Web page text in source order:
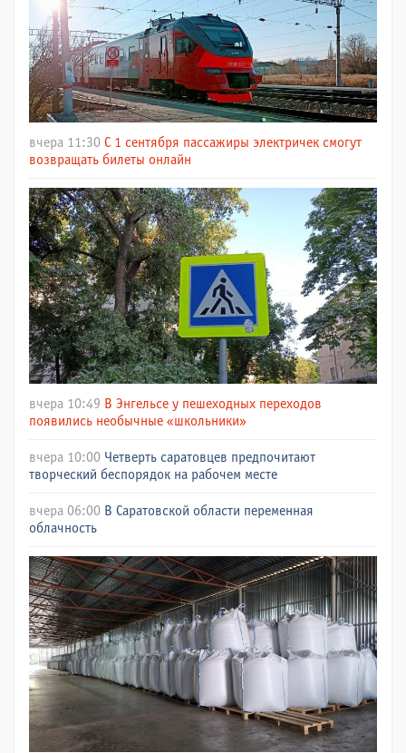
вчера 11:30 С 1 сентября пассажиры электричек смогут
возвращать билеты онлайн
вчера 10:49 В Энгельсе у пешеходных переходов
появились необычные «школьники»
вчера 10:00 Четверть саратовцев предпочитают
творческий беспорядок на рабочем месте
вчера 06:00 В Саратовской области переменная
облачность